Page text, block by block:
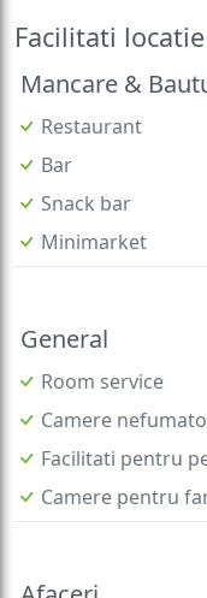
Facilitati locatie
Mancare &
Restaurant
Bar
Snack bar
Minimarket
General
Room service
Camere
Facilitati pentru
Camere pentru